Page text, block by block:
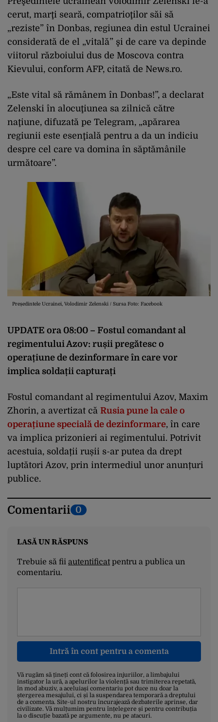
cerut, marţi seară, compatrioţilor săi să
„reziste” în Donbas, regiunea din estul Ucrainei
considerată de el „vitală” şi de care va depinde
viitorul războiului dus de Moscova contra
Kievului, conform AFP, citată de News.ro.
„Este vital să rămânem în Donbas!”, a declarat
Zelenski în alocuţiunea sa zilnică către
naţiune, difuzată pe Telegram, „apărarea
regiunii este esenţială pentru a da un indiciu
despre cel care va domina în săptămânile
următoare”.
Președintele Ucrainei, Volodimir Zelenski / Sursa Foto: Facebook
UPDATE ora 08:00 – Fostul comandant al
regimentului Azov: rușii pregătesc o
operațiune de dezinformare în care vor
implica soldații capturați
Fostul comandant al regimentului Azov, Maxim
Zhorin, a avertizat că Rusia pune la cale o
operațiune specială de dezinformare, în care
va implica prizonieri ai regimentului. Potrivit
acestuia, soldații rușii s-ar putea da drept
luptători Azov, prin intermediul unor anunțuri
publice.
Comentarii 0
LASĂ UN RĂSPUNS
Trebuie să fii autentificatpentru a publica un
comentariu.
Intră în cont pentru a comenta
Vă rugăm să țineți cont că folosirea injuriilor, a limbajului
instigator la ură, a apelurilor la violență sau trimiterea repetată,
în mod abuziv, a aceluiași comentariu pot duce nu doar la
ștergerea mesajului, ci și la suspendarea temporară a dreptului
de a comenta. Site-ul nostru încurajează dezbaterile aprinse, dar
civilizate. Vă mulțumim pentru înțelegere și pentru contribuția
la o discuție bazată pe argumente, nu pe atacuri.